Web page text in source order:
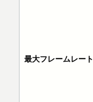
最大フレームレート